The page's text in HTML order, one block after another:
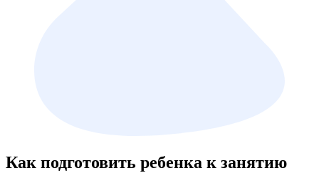
Как подготовить ребенка к занятию